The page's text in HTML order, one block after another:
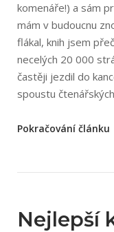
komenáře!) a sám
mám v budoucnu
flákal, knih jsem
necelých 20 000
častěji jezdil do
spoustu
„Nejlepší
Pokračování článku
Nejlepší